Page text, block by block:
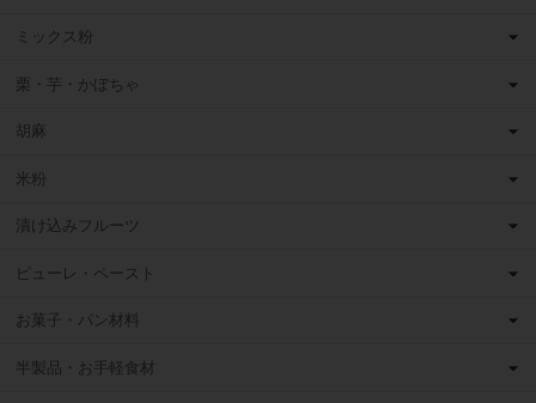
ミックス粉
栗・芋・かぼちゃ
胡麻
米粉
漬け込みフルーツ
ピューレ・ペースト
お菓子・パン材料
半製品・お手軽食材